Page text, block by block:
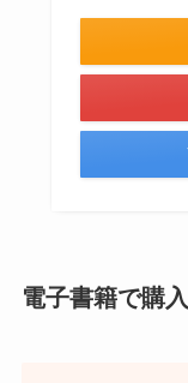
電子書籍で購